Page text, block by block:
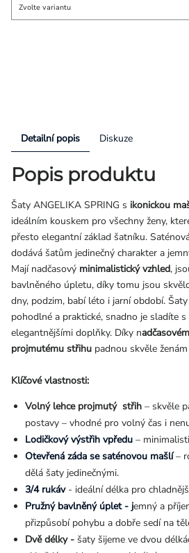
Detailní popis Diskuze
Popis produktu
Šaty ANGELIKA SPRING s ikonickou
ideálním kouskem pro všechny ženy,
přesto elegantní základ šatníku.
dodává šatům jedinečný charakter a
Mají nadčasový minimalistický vzhled,
bavlněného úpletu, díky tomu jsou
dny, podzim, babí léto i jarní období. Šaty
pohodlné a praktické, snadno je sladíte
elegantnějšími doplňky. Díky n
projmutému střihu padnou skvěle ženám
Klíčové vlastnosti:
Volný lehce projmutý střih – skvěle
postavy – vhodné pro volný čas i
Lodičkový výstřih vpředu –
Otevřená záda se saténovou mašlí–
dělá šaty jedinečnými.
3/4 rukáv - ideální délka pro
Pružný bavlněný úplet - jemný a
přizpůsobí pohybu a dobře sedí na
Dvě délky - šaty šijeme ve dvou